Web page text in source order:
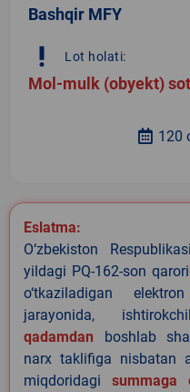
Bashqir MFY
priority_high Lot holati:
Mol-mulk (obyekt)
120
Eslatma:
O‘zbekiston
yildagi PQ-162-son
o‘tkaziladigan
jarayonida,
qadamdan boshlab
narx taklifiga nisbatan
miqdoridagi summaga